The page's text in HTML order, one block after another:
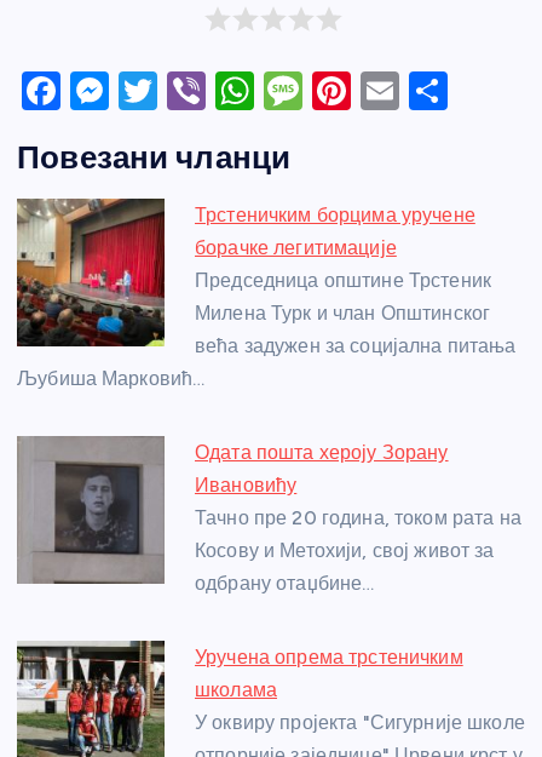
F
c
e
b
o
o
k
M
ss
e
n
g
er
T
itt
er
Vi
er
W
at
s
A
p
p
M
a
g
e
Pi
e
st
E
e
Повезани чланци
Трстеничким борцима уручене
борачке легитимације
Председница општине Трстеник
Милена Турк и члан Општинског
већа задужен за социјална питања
Љубиша Марковић…
Одата пошта хероју Зорану
Ивановићу
Тачно пре 20 година, током рата на
Косову и Метохији, свој живот за
одбрану отаџбине…
Уручена опрема трстеничким
школама
У оквиру пројекта "Сигурније школе